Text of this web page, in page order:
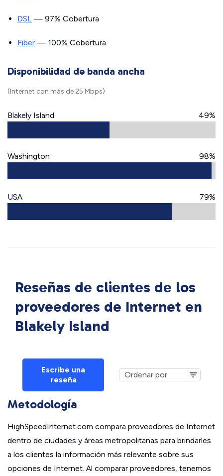
DSL — 97% Cobertura
Fiber — 100% Cobertura
Disponibilidad de banda ancha
(Internet con más de 25 Mbps)
Blakely Island 49%
Washington 98%
USA 79%
Reseñas de clientes de los
proveedores de Internet en
Blakely Island
Escribe una
reseña
Metodología
HighSpeedInternet.com compara proveedores de Internet
dentro de ciudades y áreas metropolitanas para brindarles
a los clientes la información más relevante sobre sus
opciones de Internet. Al comparar proveedores, tenemos